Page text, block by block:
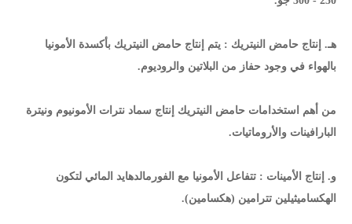
هـ. إنتاج حامض النيتريك : يتم إنتاج حامض النيتريك بأكسدة الأمونيا
بالهواء في وجود حفاز من البلاتين والروديوم.
من أهم استخدامات حامض النيتريك إنتاج سماد نترات الأمونيوم ونيترة
البارافينات والأروماتيات.
و. إنتاج الأمينات : تتفاعل الأمونيا مع الفورمالدهايد المائي لتكون
الهكساميثيلين تترامين (هكسامين).